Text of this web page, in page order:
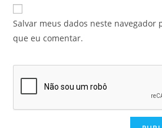
Salvar meus dados neste navegador
que eu comentar.